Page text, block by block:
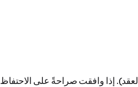
العقد). إذا وافقت صراحةً على الاحتفاظ